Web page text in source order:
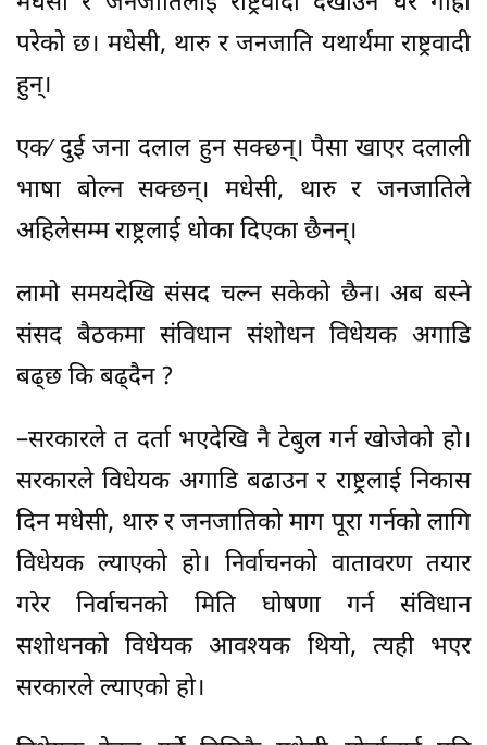
परेको छ। मधेसी, थारु र जनजाति यथार्थमा राष्ट्रवादी
हुन्।
एक⁄ दुई जना दलाल हुन सक्छन्। पैसा खाएर दलाली
भाषा बोल्न सक्छन्। मधेसी, थारु र जनजातिले
अहिलेसम्म राष्ट्रलाई धोका दिएका छैनन्।
लामो समयदेखि संसद चल्न सकेको छैन। अब बस्ने
संसद बैठकमा संविधान संशोधन विधेयक अगाडि
बढ्छ कि बढ्दैन ?
–सरकारले त दर्ता भएदेखि नै टेबुल गर्न खोजेको हो।
सरकारले विधेयक अगाडि बढाउन र राष्ट्रलाई निकास
दिन मधेसी, थारु र जनजातिको माग पूरा गर्नको लागि
विधेयक ल्याएको हो। निर्वाचनको वातावरण तयार
गरेर निर्वाचनको मिति घोषणा गर्न संविधान
सशोधनको विधेयक आवश्यक थियो, त्यही भएर
सरकारले ल्याएको हो।